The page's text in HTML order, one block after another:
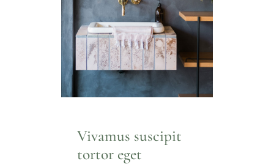
Vivamus suscipit
tortor eget